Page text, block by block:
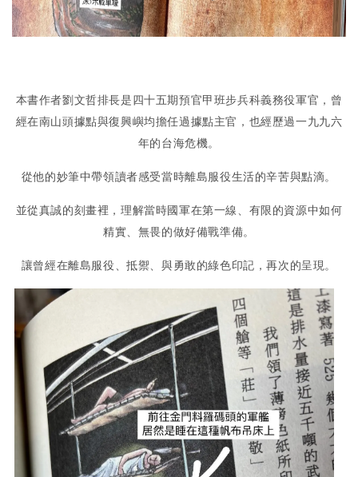
本書作者劉文哲排長是四十五期預官甲班步兵科義務役軍官，曾
經在南山頭據點與復興嶼均擔任過據點主官，也經歷過一九九六
年的台海危機。
從他的妙筆中帶領讀者感受當時離島服役生活的辛苦與點滴。
並從真誠的刻畫裡，理解當時國軍在第一線、有限的資源中如何
精實、無畏的做好備戰準備。
讓曾經在離島服役、抵禦、與勇敢的綠色印記，再次的呈現。